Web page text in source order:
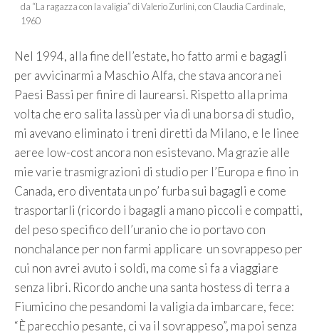
da “La ragazza con la valigia” di Valerio Zurlini, con Claudia Cardinale,
1960
Nel 1994, alla fine dell’estate, ho fatto armi e bagagli
per avvicinarmi a Maschio Alfa, che stava ancora nei
Paesi Bassi per finire di laurearsi. Rispetto alla prima
volta che ero salita lassù per via di una borsa di studio,
mi avevano eliminato i treni diretti da Milano, e le linee
aeree low-cost ancora non esistevano. Ma grazie alle
mie varie trasmigrazioni di studio per l’Europa e fino in
Canada, ero diventata un po’ furba sui bagagli e come
trasportarli (ricordo i bagagli a mano piccoli e compatti,
del peso specifico dell’uranio che io portavo con
nonchalance per non farmi applicare un sovrappeso per
cui non avrei avuto i soldi, ma come si fa a viaggiare
senza libri. Ricordo anche una santa hostess di terra a
Fiumicino che pesandomi la valigia da imbarcare, fece:
“È parecchio pesante, ci va il sovrappeso”, ma poi senza